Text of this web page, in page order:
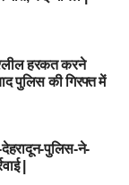
हरकत करने
पुलिस की गिरफ्त में
पुलिस-ने-
|